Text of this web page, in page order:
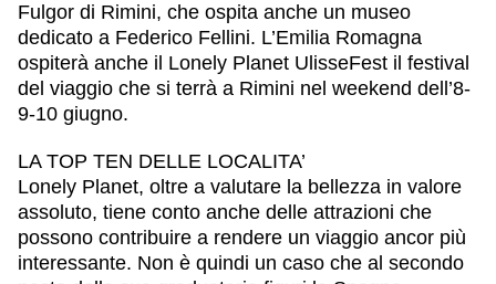
Fulgor di Rimini, che ospita anche un museo
dedicato a Federico Fellini. L’Emilia Romagna
ospiterà anche il Lonely Planet UlisseFest il festival
del viaggio che si terrà a Rimini nel weekend dell’8-
9-10 giugno.
LA TOP TEN DELLE LOCALITA’
Lonely Planet, oltre a valutare la bellezza in valore
assoluto, tiene conto anche delle attrazioni che
possono contribuire a rendere un viaggio ancor più
interessante. Non è quindi un caso che al secondo